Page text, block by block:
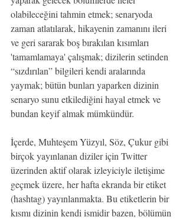
olabileceğini tahmin etmek; senaryoda
zaman atlatılarak, hikayenin zamanını ileri
ve geri sararak boş bırakılan kısımları
'tamamlamaya' çalışmak; dizilerin setinden
“sızdırılan” bilgileri kendi aralarında
yaymak; bütün bunları yaparken dizinin
senaryo sunu etkilediğini hayal etmek ve
bundan keyif almak mümkündür.
İçerde, Muhteşem Yüzyıl, Söz, Çukur gibi
birçok yayınlanan diziler için Twitter
üzerinden aktif olarak izleyiciyle iletişime
geçmek üzere, her hafta ekranda bir etiket
(hashtag) yayınlanmakta. Bu etiketlerin bir
kısmı dizinin kendi ismidir bazen, bölümün